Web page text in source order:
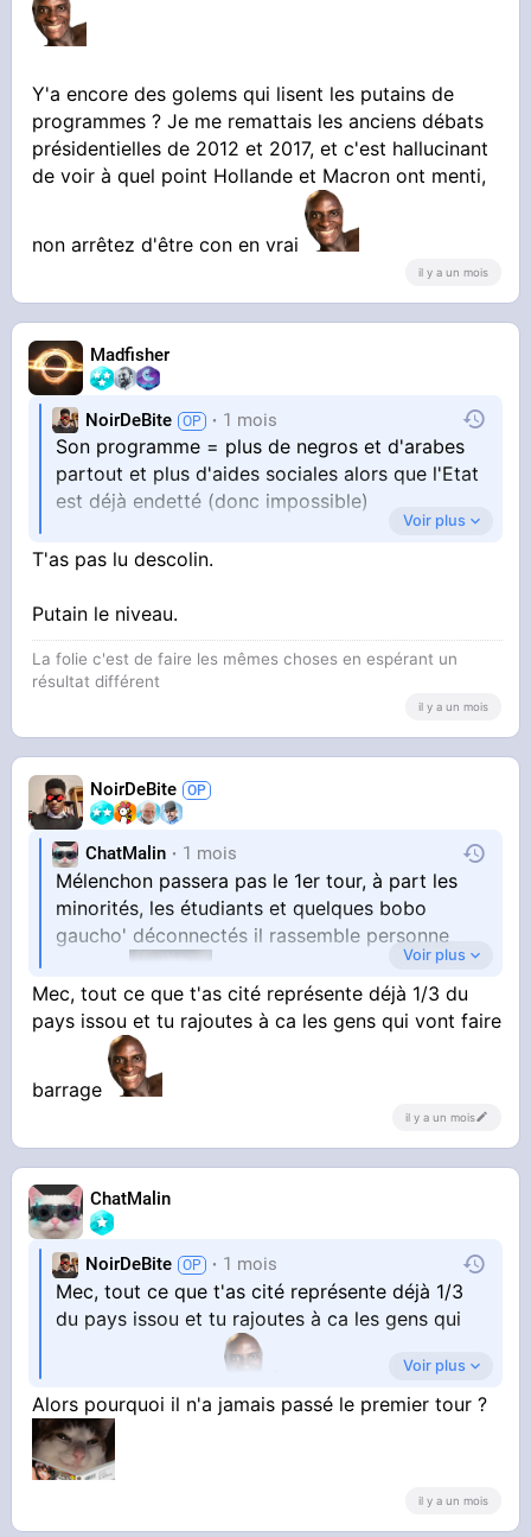
Y'a encore des golems qui lisent les putains de
programmes ? Je me remattais les anciens débats
présidentielles de 2012 et 2017, et c'est hallucinant
de voir à quel point Hollande et Macron ont menti,
non arrêtez d'être con en vrai
il y a un mois
Madfisher
NoirDeBite 1 mois
Son programme = plus de negros et d'arabes
partout et plus d'aides sociales alors que l'Etat
est déjà endetté (donc impossible)
Pas besoin de lire son programme, quand ça
en a pas
Y'a encore des golems qui lisent les putains de
programmes ? Je me remattais les anciens
débats présidentielles de 2012 et 2017, et c'est
hallucinant de voir à quel point Hollande et
Macron ont menti, non arrêtez d'être con en
vrai
Voir plus
T'as pas lu descolin.
Putain le niveau.
La folie c'est de faire les mêmes choses en espérant un
résultat différent
il y a un mois
NoirDeBite
ChatMalin 1 mois
Mélenchon passera pas le 1er tour, à part les
minorités, les étudiants et quelques bobo
gaucho' déconnectés il rassemble personne
d'autre.
Voir plus
Mec, tout ce que t'as cité représente déjà 1/3 du
pays issou et tu rajoutes à ca les gens qui vont faire
barrage
il y a un mois
ChatMalin
NoirDeBite 1 mois
Mec, tout ce que t'as cité représente déjà 1/3
du pays issou et tu rajoutes à ca les gens qui
Voir plus
Alors pourquoi il n'a jamais passé le premier tour ?
il y a un mois